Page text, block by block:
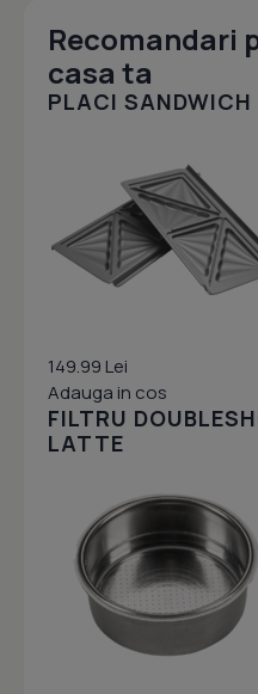
Recomandari
casa ta
PLACI
149.99 Lei
Adauga in cos
FILTRU
LATTE